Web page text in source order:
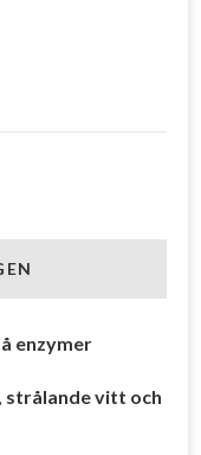
enzymer
strålande vitt och